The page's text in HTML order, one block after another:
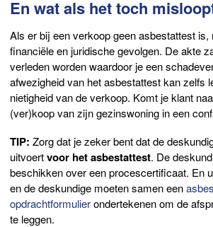
En wat als het toch
Als er bij een verkoop geen asbestattest is,
financiële en juridische gevolgen. De akte
verleden worden waardoor je een
afwezigheid van het asbestattest kan zelfs
nietigheid van de verkoop. Komt je klant
(ver)koop van zijn gezinswoning in een
TIP: Zorg dat je zeker bent dat de
uitvoertvoor het asbestattest. De
beschikken over een procescertificaat. En
en de deskundige moeten samen een
opdrachtformulierondertekenen om de
te leggen.